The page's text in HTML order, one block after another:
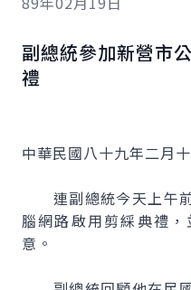
副總統參加新營市
禮
中華民國八十九年二月
連副總統今天上午前
腦網路啟用剪綵典禮
意。